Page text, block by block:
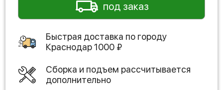
под заказ
Быстрая доставка по городу
Краснодар1000 ₽
Сборка и подъем рассчитывается
дополнительно